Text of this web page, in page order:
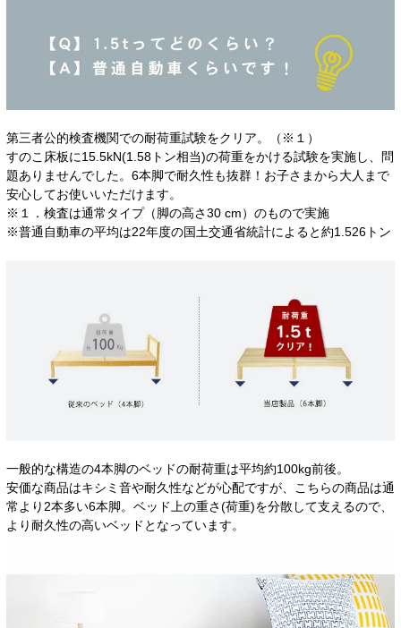
第三者公的検査機関での耐荷重試験をクリア。（※１）
すのこ床板に15.5kN(1.58トン相当)の荷重をかける試験を実施し、問
題ありませんでした。6本脚で耐久性も抜群！お子さまから大人まで
安心してお使いいただけます。
※１．検査は通常タイプ（脚の高さ30 cm）のもので実施
※普通自動車の平均は22年度の国土交通省統計によると約1.526トン
一般的な構造の4本脚のベッドの耐荷重は平均約100kg前後。
安価な商品はキシミ音や耐久性などが心配ですが、こちらの商品は通
常より2本多い6本脚。ベッド上の重さ(荷重)を分散して支えるので、
より耐久性の高いベッドとなっています。